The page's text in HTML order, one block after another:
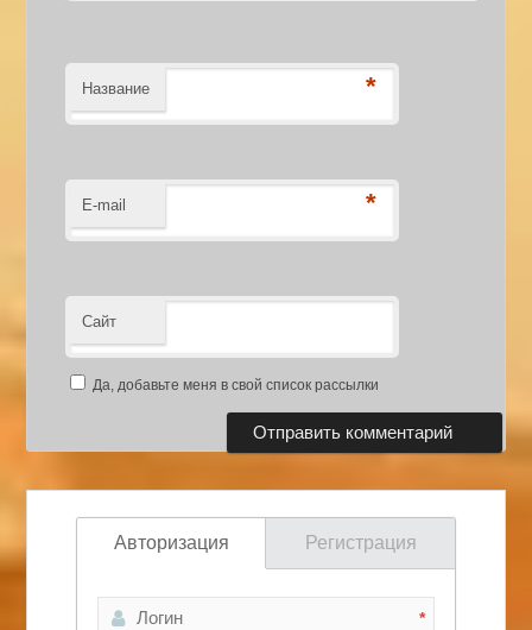
Название *
E-mail *
Сайт
Да, добавьте меня в свой список рассылки
Авторизация Регистрация
*